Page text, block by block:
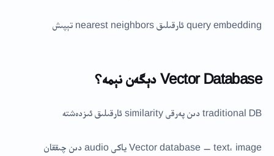
query embedding ئارقىلىق nearest neighbors تېپىش
Vector Database دېگەن نېمە؟
traditional DB دىن پەرقى similarity ئارقىلىق ئىزدەشتە
Vector database — text، image ياكى audio دىن چىققان